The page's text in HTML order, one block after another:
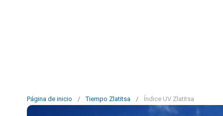
Página de inicio / Tiempo Zlatitsa / Índice UV Zlatitsa